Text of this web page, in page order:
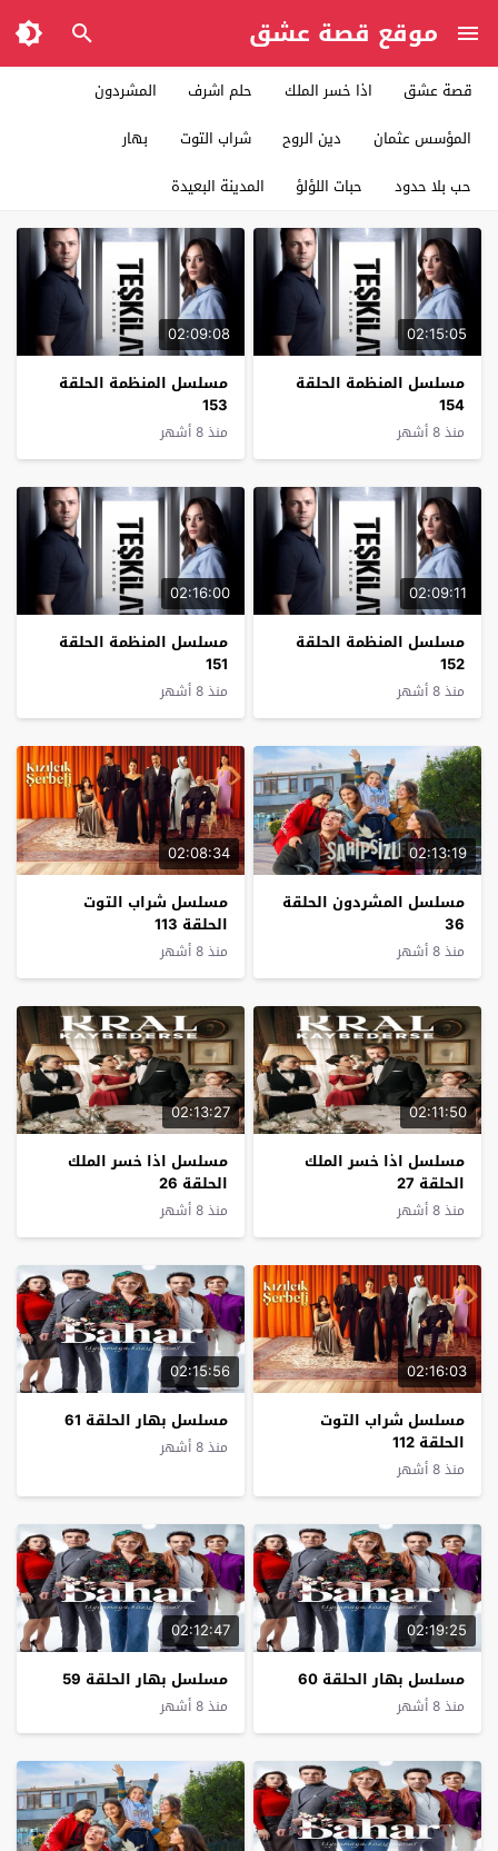
موقع قصة عشق
قصة عشق اذا خسر الملك حلم اشرف
المشردون
المؤسس عثمان
دين الروح شراب التوت
بهار
حب بلا حدود
حبات اللؤلؤ المدينة البعيدة
02:15:05
مسلسل المنظمة الحلقة
154
منذ 8 أشهر
02:09:08
مسلسل المنظمة الحلقة
153
منذ 8 أشهر
02:09:11
مسلسل المنظمة الحلقة
152
منذ 8 أشهر
02:16:00
مسلسل المنظمة الحلقة
151
منذ 8 أشهر
02:13:19
مسلسل المشردون الحلقة
36
منذ 8 أشهر
02:08:34
مسلسل شراب التوت
الحلقة 113
منذ 8 أشهر
02:11:50
مسلسل اذا خسر الملك
الحلقة 27
منذ 8 أشهر
02:13:27
مسلسل اذا خسر الملك
الحلقة 26
منذ 8 أشهر
02:16:03
مسلسل شراب التوت
الحلقة 112
منذ 8 أشهر
02:15:56
مسلسل بهار الحلقة 61
منذ 8 أشهر
02:19:25
مسلسل بهار الحلقة 60
منذ 8 أشهر
02:12:47
مسلسل بهار الحلقة 59
منذ 8 أشهر